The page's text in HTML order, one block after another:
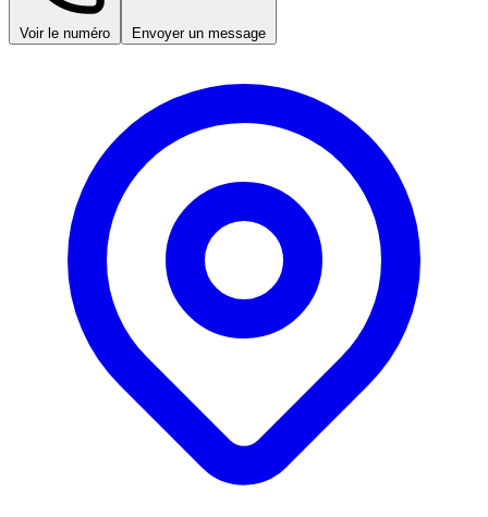
Voir le numéro Envoyer un message